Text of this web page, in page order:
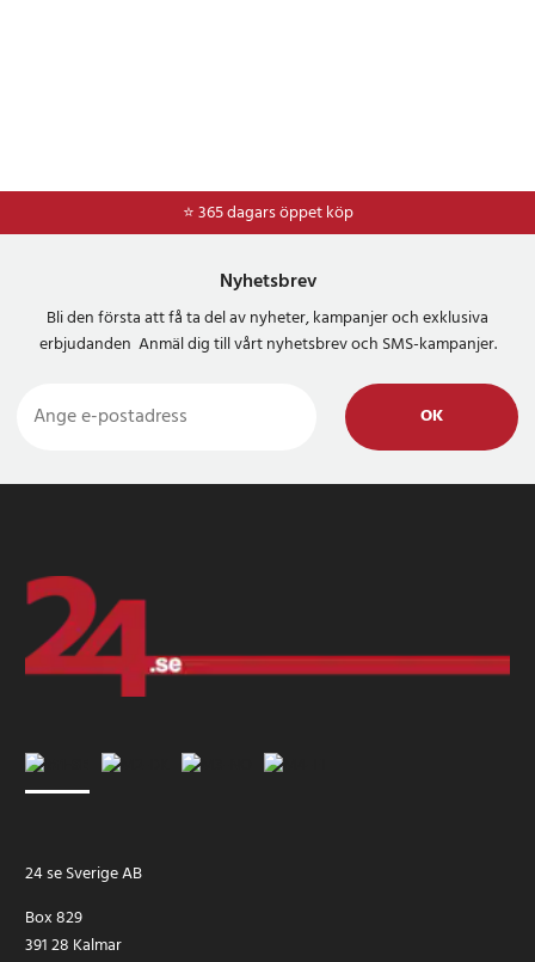
⭐ 365 dagars öppet köp
⭐Frakt 49kr *
Nyhetsbrev
Bli den första att få ta del av nyheter, kampanjer och exklusiva
erbjudanden Anmäl dig till vårt nyhetsbrev och SMS-kampanjer.
OK
24 se Sverige AB
Box 829
391 28 Kalmar